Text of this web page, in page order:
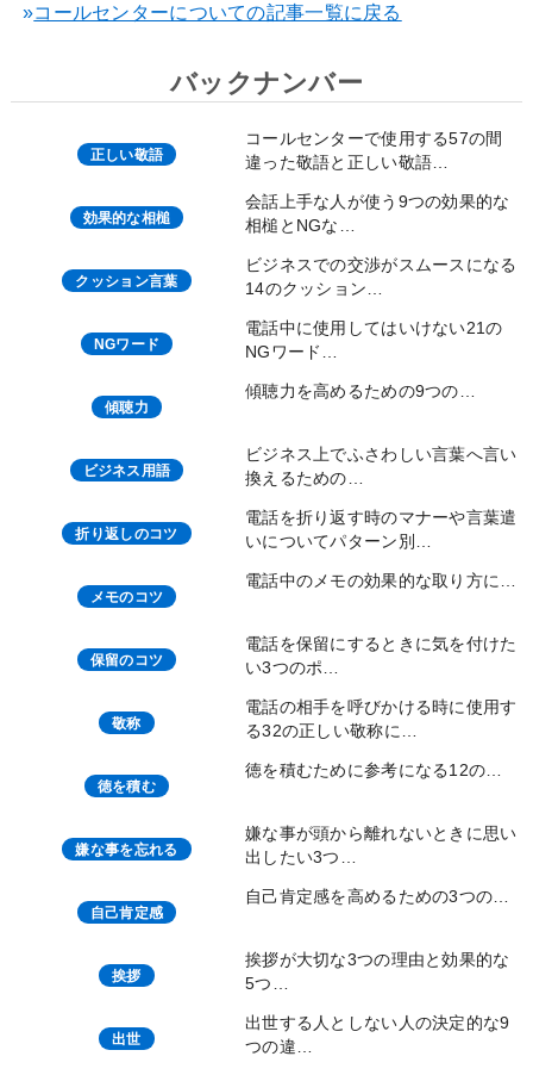
»コールセンターについての記事一覧に戻る
バックナンバー
正しい敬語
コールセンターで使用する57の間
違った敬語と正しい敬語…
効果的な相槌
会話上手な人が使う9つの効果的な
相槌とNGな…
クッション言葉
ビジネスでの交渉がスムースになる
14のクッション…
NGワード
電話中に使用してはいけない21の
NGワード…
傾聴力
傾聴力を高めるための9つの…
ビジネス用語
ビジネス上でふさわしい言葉へ言い
換えるための…
折り返しのコツ
電話を折り返す時のマナーや言葉遣
いについてパターン別…
メモのコツ
電話中のメモの効果的な取り方に…
保留のコツ
電話を保留にするときに気を付けた
い3つのポ…
敬称
電話の相手を呼びかける時に使用す
る32の正しい敬称に…
徳を積む
徳を積むために参考になる12の…
嫌な事を忘れる
嫌な事が頭から離れないときに思い
出したい3つ…
自己肯定感
自己肯定感を高めるための3つの…
挨拶
挨拶が大切な3つの理由と効果的な
5つ…
出世
出世する人としない人の決定的な9
つの違…